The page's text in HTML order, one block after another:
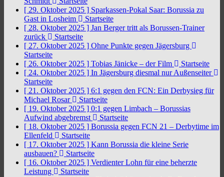
[ 29. Oktober 2025 ] Sparkassen-Pokal Saar: Borussia zu
Gast in Losheim
Startseite
[ 28. Oktober 2025 ] Jan Berger tritt als Borussen-Trainer
zurück
Startseite
[ 27. Oktober 2025 ] Ohne Punkte gegen Jägersburg
Startseite
[ 26. Oktober 2025 ] Tobias Jänicke – der Film
Startseite
[ 24. Oktober 2025 ] In Jägersburg diesmal nur Außenseiter
Startseite
[ 21. Oktober 2025 ] 6:1 gegen den FCN: Ein Derbysieg für
Michael Rosar
Startseite
[ 19. Oktober 2025 ] 0:1 gegen Limbach – Borussias
Aufwind abgebremst
Startseite
[ 18. Oktober 2025 ] Borussia gegen FCN 21 – Derbytime im
Ellenfeld
Startseite
[ 17. Oktober 2025 ] Kann Borussia die kleine Serie
ausbauen?
Startseite
[ 16. Oktober 2025 ] Verdienter Lohn für eine beherzte
Leistung
Startseite